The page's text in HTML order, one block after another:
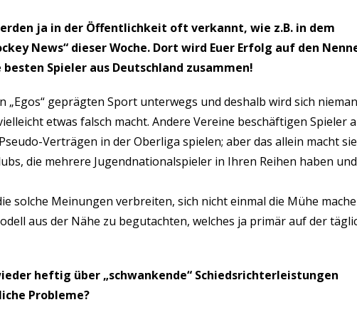
ja in der Öffentlichkeit oft verkannt, wie z.B. in dem
News“ dieser Woche. Dort wird Euer Erfolg auf den
Spieler aus Deutschland zusammen!
„Egos“ geprägten Sport unterwegs und deshalb wird sich
etwas falsch macht. Andere Vereine beschäftigen Spieler
Verträgen in der Oberliga spielen; aber das allein macht
die mehrere Jugendnationalspieler in Ihren Reihen haben
solche Meinungen verbreiten, sich nicht einmal die Mühe
aus der Nähe zu begutachten, welches ja primär auf der
heftig über „schwankende“ Schiedsrichterleistungen
Probleme?